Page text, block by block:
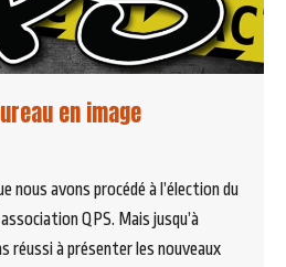
en image
nous avons procédé à l’élection du
QPS. Mais jusqu’à
réussi à présenter les nouveaux